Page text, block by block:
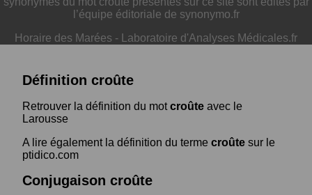
l’équipe éditoriale de synonymo.fr
Horaire des Marées - Laboratoire d'Analyses Médicales.fr
Définition croûte
Retrouver la définition du motcroûte avec le
Larousse
A lire également la définition du terme croûte sur le
ptidico.com
Conjugaison croûte